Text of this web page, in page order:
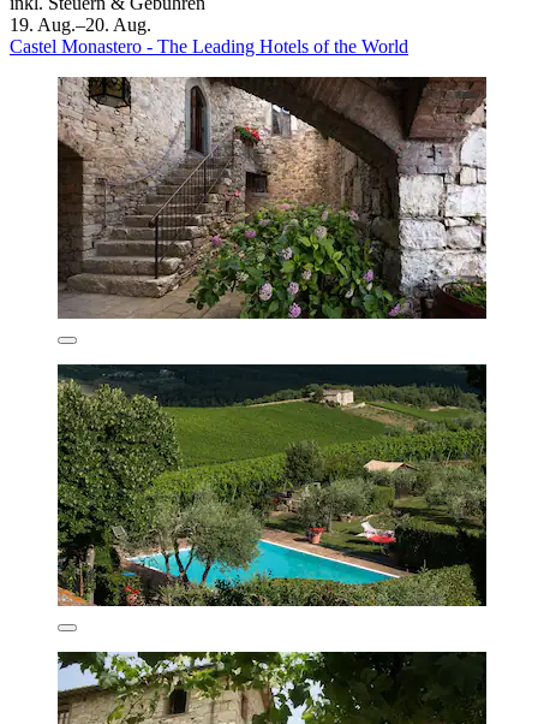
19. Aug.–20. Aug.
Castel Monastero - The Leading Hotels of the World